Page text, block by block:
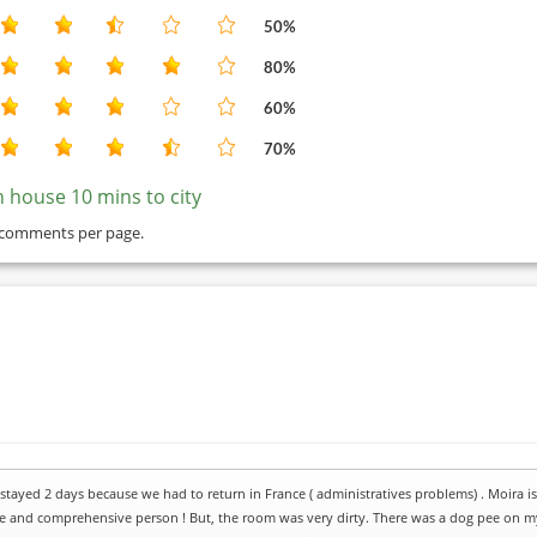
50%
80%
60%
70%
house 10 mins to city
per page.
2 days because we had to return in France ( administratives problems) . Moira
and comprehensive person ! But, the room was very dirty. There was a dog pee on